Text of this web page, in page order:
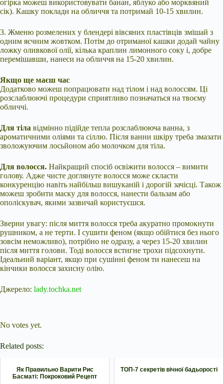
огірка можеш використовувати банан, яблуко або морквяний
сік). Кашку поклади на обличчя та потримай 10-15 хвилин.
3. Жменю розмелених у блендері вівсяних пластівців змішай з
одним яєчним жовтком. Потім до отриманої кашки додай чайну
ложку оливкової олії, кілька краплин лимонного соку і, добре
перемішавши, нанеси на обличчя на 15-20 хвилин.
Якщо ще маєш час
Додатково можеш попрацювати над тілом і над волоссям. Ці
розслаблюючі процедури сприятливо позначаться на твоєму
обличчі.
Для тіла відмінно підійде тепла розслаблююча ванна, з
ароматичними оліями та сіллю. Після ванни шкіру треба змазати
зволожуючим лосьйоном або молочком для тіла.
Для волосся. Найкращий спосіб освіжити волосся – вимити
голову. Адже чисте доглянуте волосся може скласти
конкуренцію навіть найбільш вишуканій і дорогій зачісці. Також
можеш зробити маску для волосся, нанести бальзам або
ополіскувач, якими зазвичай користуєшся.
Зверни увагу: після миття волосся треба акуратно промокнути
рушником, а не терти. І сушити феном (якщо обійтися без нього
зовсім неможливо), потрібно не одразу, а через 15-20 хвилин
після миття голови. Тоді волосся встигне трохи підсохнути.
Ідеальний варіант, якщо при сушінні феном ти нанесеш на
кінчики волосся захисну олію.
Джерело: lady.tochka.net
No votes yet.
Related posts:
Як Правильно Варити Рис
Басматі: Покроковий Рецепт
ТОП-7 секретів вічної бадьорості